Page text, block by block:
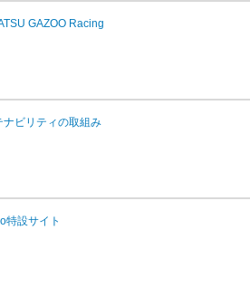
GAZOO Racing
ナビリティの取組み
特設サイト